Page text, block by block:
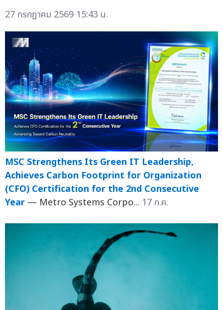
27 กรกฎาคม 2569 15:43 น.
MSC Strengthens Its Green IT Leadership,
Achieves Carbon Footprint for Organization
(CFO) Certification for the 2nd Consecutive
Year — Metro Systems Corpo... 17 ก.ค.